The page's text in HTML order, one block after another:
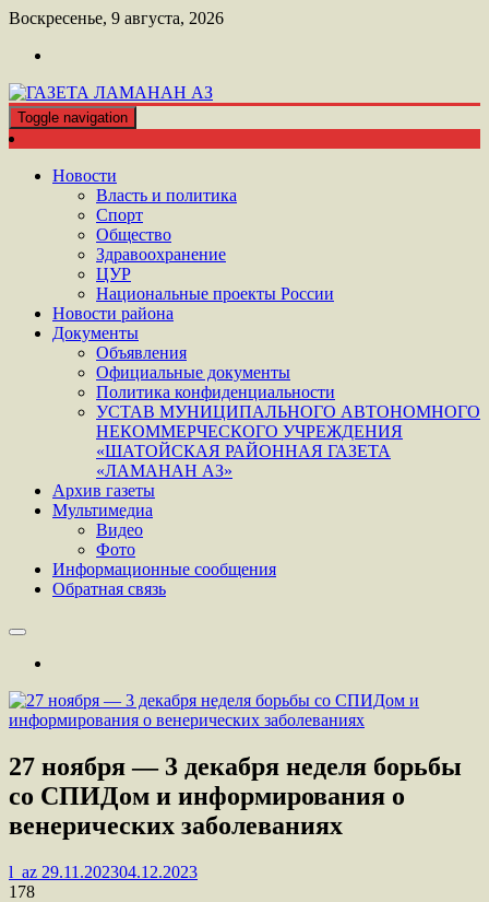
Перейти
контенту
Воскресенье, 9 августа, 2026
ГАЗЕТА ЛАМАНАН АЗ
ШАТОЙСКАЯ ГАЗЕТА ЛАМАНАН АЗ
Toggle navigation
Новости
Власть и политика
Спорт
Общество
Здравоохранение
ЦУР
Национальные проекты России
Новости района
Документы
Объявления
Официальные документы
Политика конфиденциальности
УСТАВ МУНИЦИПАЛЬНОГО АВТОНОМНОГО
НЕКОММЕРЧЕСКОГО УЧРЕЖДЕНИЯ
«ШАТОЙСКАЯ РАЙОННАЯ ГАЗЕТА
«ЛАМАНАН АЗ»
Архив газеты
Мультимедиа
Видео
Фото
Информационные сообщения
Обратная связь
27 ноября — 3 декабря неделя борьбы
со СПИДом и информирования о
венерических заболеваниях
l_az 29.11.202304.12.2023
178